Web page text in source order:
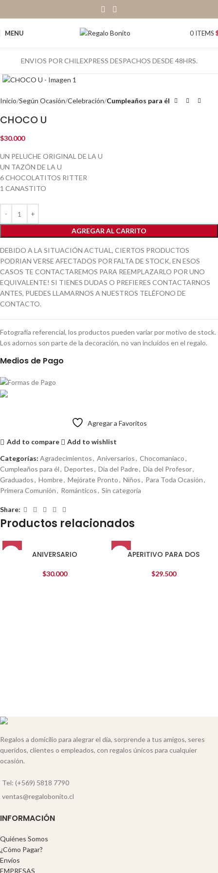
MENU 0 ITEMS
ENVIOS POR CHILEXPRESS DESPACHOS DESDE 48HRS.
Inicio Según Ocasión Celebración Cumpleaños para él
CHOCO U
$30.000
UN PELUCHE ORIGINAL DE LA U
UN TAZÓN DE LA U
6 CHOCOLATITOS RITTER
1 CANASTITO
AGREGAR AL CARRITO
DEBIDO A LA SITUACIÓN ACTUAL, CIERTOS PRODUCTOS
PODRIAN VERSE AFECTADOS POR FALTA DE STOCK, EN ESOS
CASOS TE CONTACTAREMOS PARA REEMPLAZARLO POR UNO
EQUIVALENTE! SI TIENES DUDAS O PREFIERES CONTACTARNOS
ANTES, PUEDES LLAMARNOS A NUESTROS TELÉFONO DE
CONTACTO.
Fotografía referencial, los productos pueden variar por motivo de stock.
Los adornos son parte de la decoración, no van incluídos en el regalo.
Medios de Pago
Agregar a Favoritos
Add to compare
Add to wishlist
Categorías: Agradecimientos, Aniversarios, Chocomaníaco,
Cumpleaños para él, Deportes, Día del Padre, Dia del Profesor,
Graduados, Hombre, Mejórate Pronto, Niños, Para Toda Ocasión,
Primera Comunión, Románticos, Sin categoría
Share:
Productos relacionados
ANIVERSARIO
$30.000
APERITIVO PARA DOS
$29.500
Regalos a domicilio para alegrar el día, sorprende a tus amigos, seres
queridos, clientes o empleados, con regalos únicos para cualquier
ocasión.
Tel: (+569) 5818 7790
ventas@regalobonito.cl
INFORMACIÓN
Quiénes Somos
¿Cómo Pagar?
Envíos
EMPRESAS